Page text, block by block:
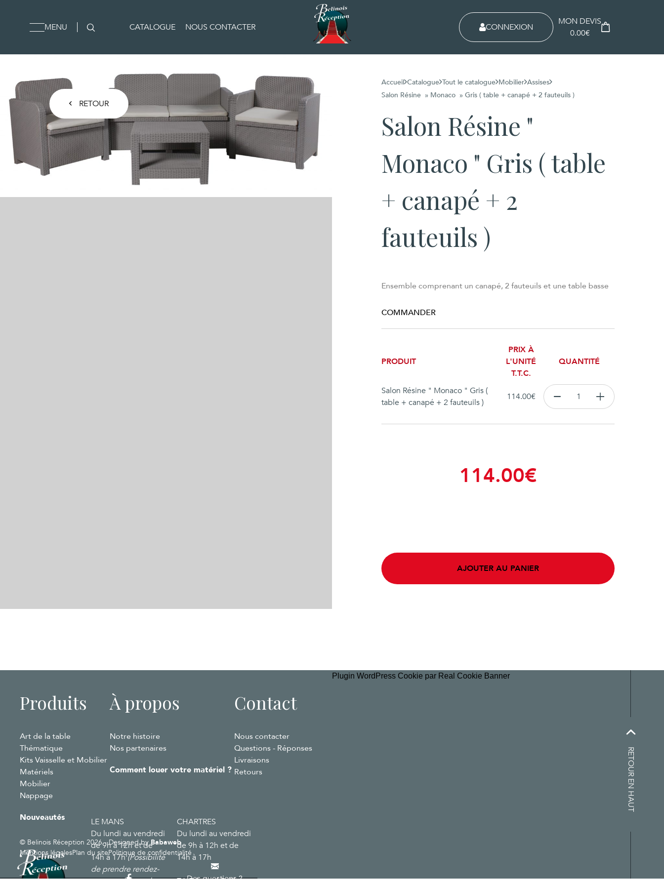
MENU CATALOGUE NOUS CONTACTER CONNEXION
MON DEVIS
0.00€
Accueil Catalogue Tout le catalogue Mobilier Assises
Salon Résine » Monaco » Gris ( table + canapé + 2 fauteuils )
Salon Résine "
Monaco " Gris ( table
+ canapé + 2
fauteuils )
Ensemble comprenant un canapé, 2 fauteuils et une table basse
COMMANDER
PRODUIT
PRIX À
L'UNITÉ
T.T.C.
QUANTITÉ
Salon Résine " Monaco " Gris (
table + canapé + 2 fauteuils )
114.00€
114.00€
AJOUTER AU PANIER
RETOUR
Plugin WordPress Cookie par Real Cookie Banner
RETOUR EN HAUT
Produits
Art de la table
Thématique
Kits Vaisselle et Mobilier
Matériels
Mobilier
Nappage
Nouveautés
À propos
Notre histoire
Nos partenaires
Comment louer votre matériel ?
Contact
Nous contacter
Questions - Réponses
Livraisons
Retours
© Belinois Réception 2026 - Designed byBabaweb
Mentions légalesPlan du sitePolitique de confidentialité
LE MANS
Du lundi au vendredi
de 9h à 12h et de
14h à 17h(Possibilité
de prendre rendez-
vous en dehors de
CHARTRES
Du lundi au vendredi
de 9h à 12h et de
14h à 17h
ZA Edmond Poillot
Des questions ?